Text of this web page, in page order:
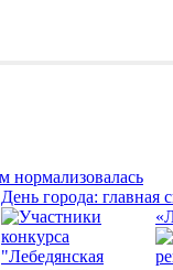
нормализовалась
День города: главная